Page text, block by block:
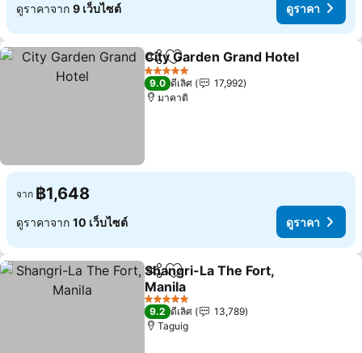
ดูราคาจาก 9 เว็บไซต์ ดูราคา
แชร์ เพิ่มในรายการโปรด
City Garden Grand Hotel
5 ดาว
9.0 ดีเลิศ
17,992
มาคาติ
จาก ฿1,648
ดูราคาจาก 10 เว็บไซต์ ดูราคา
แชร์ เพิ่มในรายการโปรด
Shangri-La The Fort,
Manila
ดูราคา
5 ดาว
9.2 ดีเลิศ
13,789
Taguig